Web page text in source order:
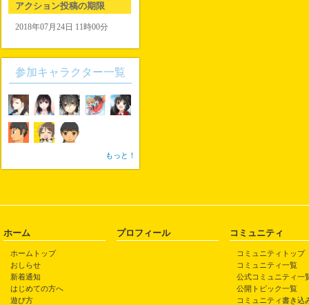
アクション投稿の期限
2018年07月24日 11時00分
参加キャラクター一覧
もっと！
ホーム
ホームトップ
おしらせ
新着通知
はじめての方へ
遊び方
プロフィール コミュニティ
コミュニティトップ
コミュニティ一覧
公式コミュニティ一
公開トピック一覧
コミュニティ書き込